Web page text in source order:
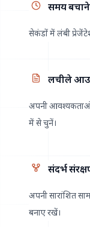
समय
सेकंडों में लंबी
लचीले
अपनी आवश्यकताओं
में से चुनें।
संदर्भ
अपनी सारांशित
बनाए रखें।